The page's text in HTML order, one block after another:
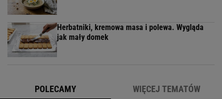
Herbatniki, kremowa masa i polewa. Wygląda
jak mały domek
POLECAMY WIĘCEJ TEMATÓW